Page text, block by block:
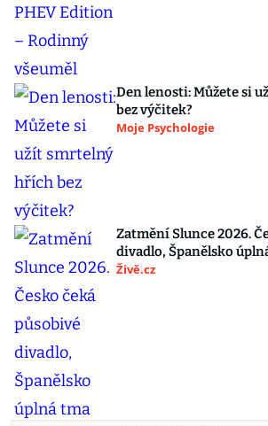
Den lenosti: Můžete si
bez výčitek?
Moje Psychologie
Zatmění Slunce 2026.
divadlo, Španělsko
Živě.cz